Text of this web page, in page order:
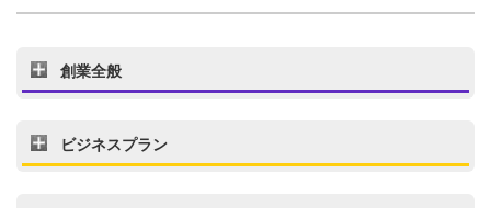
創業全般
ビジネスプラン